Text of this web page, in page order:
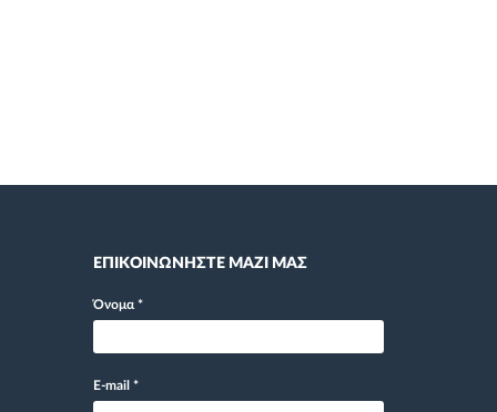
ΕΠΙΚΟΙΝΩΝΗΣΤΕ ΜΑΖΙ ΜΑΣ
Όνομα *
E-mail *